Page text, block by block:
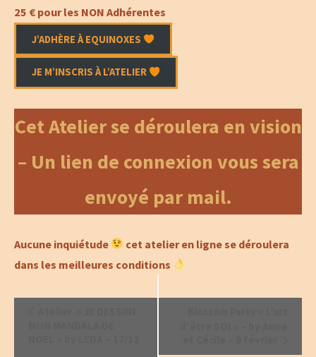
25 € pour les NON Adhérentes
J’ADHÈRE À EQUINOXES
JE M’INSCRIS À L’ATELIER
Cet Atelier se déroulera en vision
– Un lien de connexion vous sera
envoyé par mail.
Aucune inquiétude
cet atelier en ligne se déroulera
dans les meilleures conditions